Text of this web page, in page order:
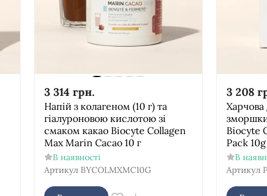
3 314 грн.
Напій з колагеном (10 г) та
гіалуроновою кислотою зі
смаком какао Biocyte Collagen
Max Marin Cacao 10 г
В наявності
Артикул BYCOLMXMC10G
3 208
Biocyte
Pack 10g
В
Артикул